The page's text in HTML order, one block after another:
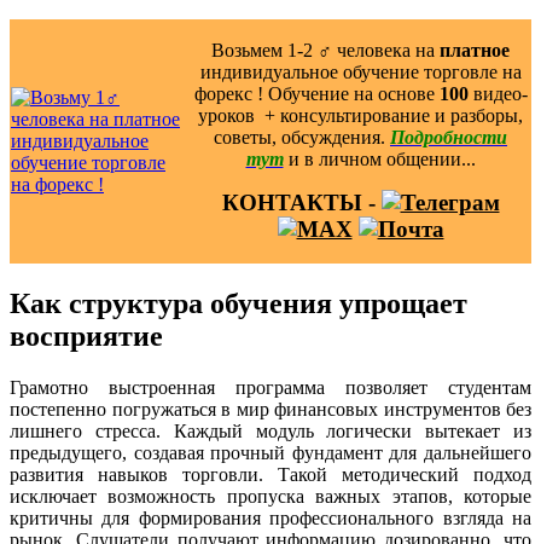
Возьмем 1-2 ‍♂️ человека на платное
индивидуальное обучение торговле на
форекс ! Обучение на основе 100видео-
уроков ️ + консультирование и разборы,
советы, обсуждения. Подробности
тут и в личном общении...
КОНТАКТЫ -
Как структура обучения упрощает
восприятие
Грамотно выстроенная программа позволяет студентам
постепенно погружаться в мир финансовых инструментов без
лишнего стресса. Каждый модуль логически вытекает из
предыдущего, создавая прочный фундамент для дальнейшего
развития навыков торговли. Такой методический подход
исключает возможность пропуска важных этапов, которые
критичны для формирования профессионального взгляда на
рынок. Слушатели получают информацию дозированно, что